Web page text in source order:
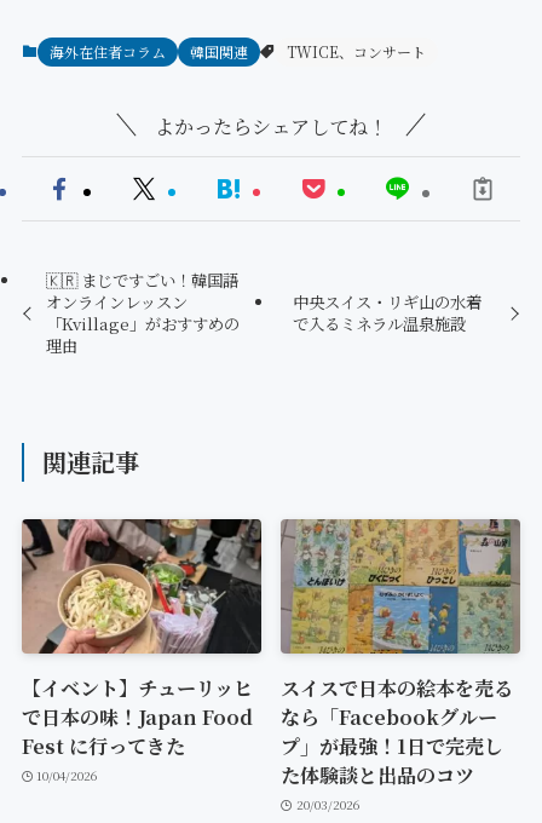
海外在住者コラム 韓国関連 TWICE、コンサート
よかったらシェアしてね！
🇰🇷 まじですごい！韓国語
オンラインレッスン
「Kvillage」がおすすめの
理由
中央スイス・リギ山の水着
で入るミネラル温泉施設
関連記事
【イベント】チューリッヒ
で日本の味！Japan Food
Fest に行ってきた
10/04/2026
スイスで日本の絵本を売る
なら「Facebookグルー
プ」が最強！1日で完売し
た体験談と出品のコツ
20/03/2026